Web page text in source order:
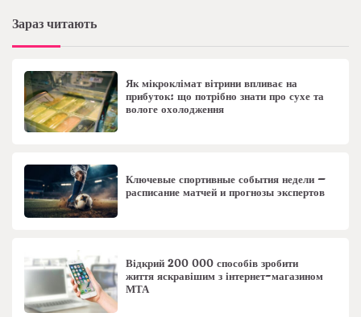
Зараз читають
Як мікроклімат вітрини впливає на
прибуток: що потрібно знати про сухе та
вологе охолодження
Ключевые спортивные события недели –
расписание матчей и прогнозы экспертов
Відкрий 200 000 способів зробити
життя яскравішим з інтернет-магазином
МТА